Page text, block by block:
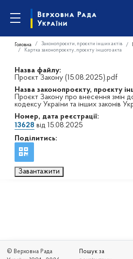
Головна Законопроєкти, проєкти інших актів
Картка законопроєкту, проєкту іншого акта
Назва файлу:
Проєкт Закону (15.08.2025).pdf
Назва законопроєкту, проєкту
Проєкт Закону про внесення змін
кодексу України та інших законів
Номер, дата реєстрації:
13628 від 15.08.2025
Поділитись:
Завантажити
© Верховна Рада
Пошук за